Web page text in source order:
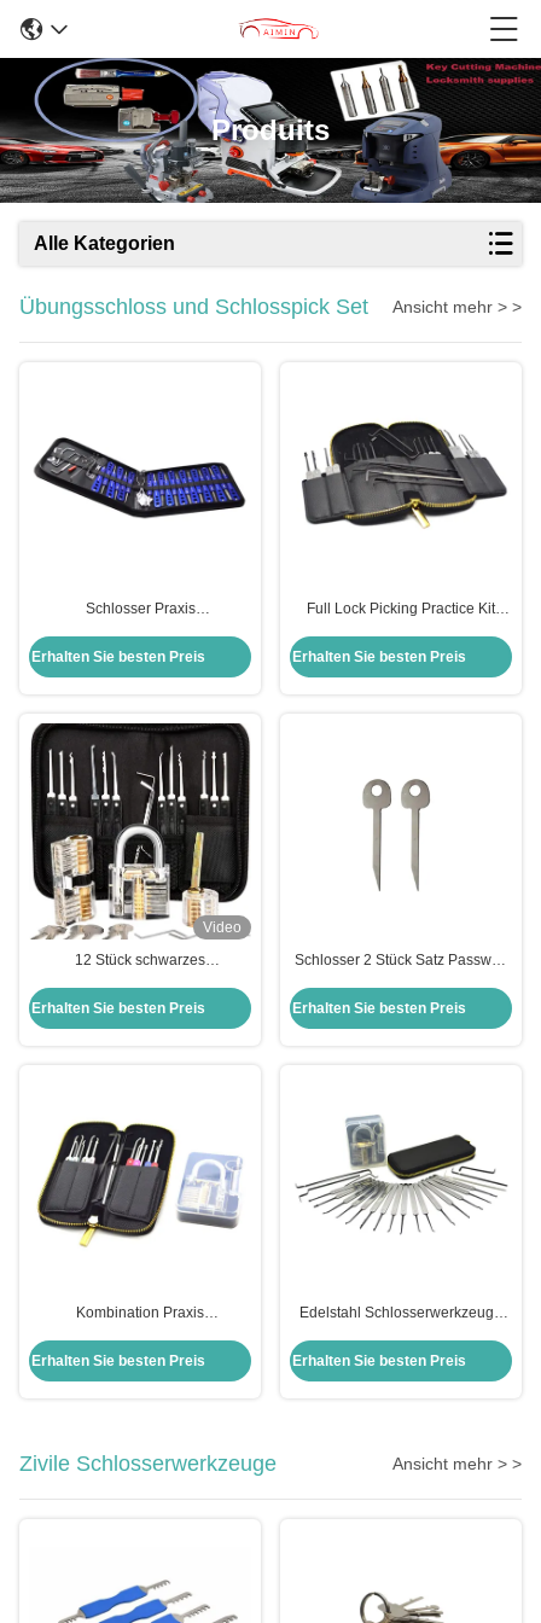
Produits
Alle Kategorien
Übungsschloss und Schlosspick Set Ansicht mehr > >
Schlosser Praxis
Haken Schlosser Schlosser
Auswahl Haus Schloss Set
Erhalten Sie besten Preis
Full Lock Picking Practice Kit
Lernen
Erhalten Sie besten Preis
Video
12 Stück schwarzes
Set Transparentes Schlosspick-
Übungskit Werkzeuge
Erhalten Sie besten Preis
Schlosser 2 Stück Satz Passwort
Werkzeuge Schlosser Schlüssel
Schlosser Training Kit
Erhalten Sie besten Preis
Kombination Praxis
22pcs Auto Lock Pick Kit Set
Erhalten Sie besten Preis
Edelstahl Schlosserwerkzeuge
transparenten Praxis
Erhalten Sie besten Preis
Zivile Schlosserwerkzeuge Ansicht mehr > >